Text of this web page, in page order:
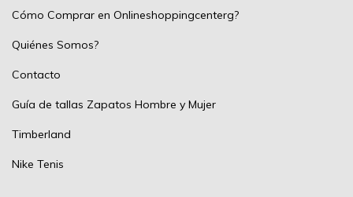
Cómo Comprar en Onlineshoppingcenterg?
Quiénes Somos?
Contacto
Guía de tallas Zapatos Hombre y Mujer
Timberland
Nike Tenis